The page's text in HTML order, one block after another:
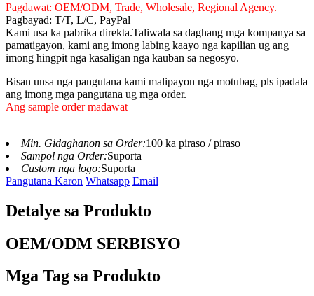
Pagdawat: OEM/ODM, Trade, Wholesale, Regional Agency.
Pagbayad: T/T, L/C, PayPal
Kami usa ka pabrika direkta.Taliwala sa daghang mga kompanya sa
pamatigayon, kami ang imong labing kaayo nga kapilian ug ang
imong hingpit nga kasaligan nga kauban sa negosyo.
Bisan unsa nga pangutana kami malipayon nga motubag, pls ipadala
ang imong mga pangutana ug mga order.
Ang sample order madawat
Min. Gidaghanon sa Order:100 ka piraso / piraso
Sampol nga Order:Suporta
Custom nga logo:Suporta
Pangutana Karon Whatsapp Email
Detalye sa Produkto
OEM/ODM SERBISYO
Mga Tag sa Produkto